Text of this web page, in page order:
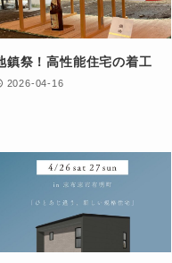
鎮祭！高性能住宅の着工
2026-04-16